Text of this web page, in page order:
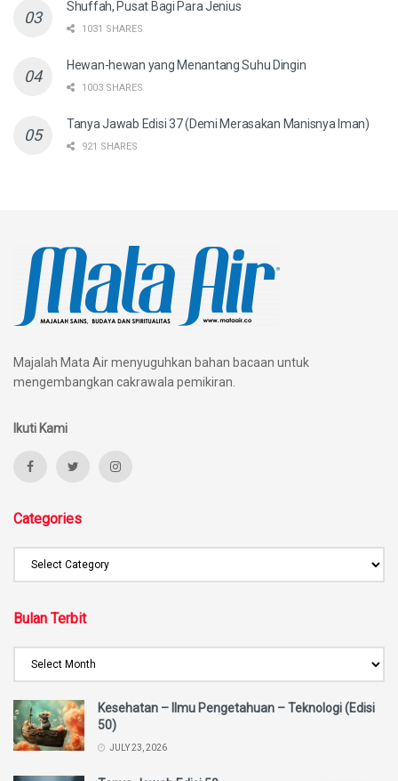
Shuffah, Pusat Bagi Para Jenius
1031 SHARES
Hewan-hewan yang Menantang Suhu Dingin
1003 SHARES
Tanya Jawab Edisi 37 (Demi Merasakan Manisnya Iman)
921 SHARES
Majalah Mata Air menyuguhkan bahan bacaan untuk
mengembangkan cakrawala pemikiran.
Ikuti Kami
Categories
Bulan Terbit
Kesehatan – Ilmu Pengetahuan – Teknologi (Edisi
50)
JULY 23, 2026